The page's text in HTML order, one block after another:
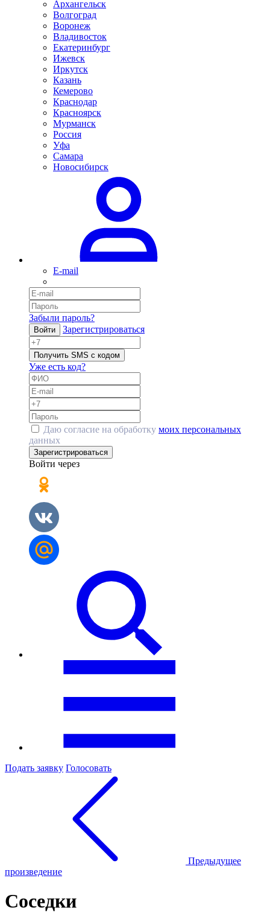
Архангельск
Волгоград
Воронеж
Владивосток
Екатеринбург
Ижевск
Иркутск
Казань
Кемерово
Краснодар
Красноярск
Мурманск
Россия
Уфа
Самара
Новосибирск
E-mail
Забыли пароль?
Войти Зарегистрироваться
Получить SMS с кодом
Уже есть код?
Даю согласие на обработку моих персональных
данных
Зарегистрироваться
Войти через
Подать заявку Голосовать
Предыдущее
произведение
Соседки